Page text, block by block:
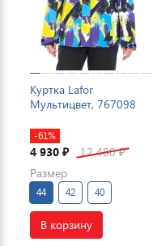
Куртка Lafor
Мультицвет, 767098
-61%
4 930 ₽ 12 480₽
Размер
44 42 40
В корзину